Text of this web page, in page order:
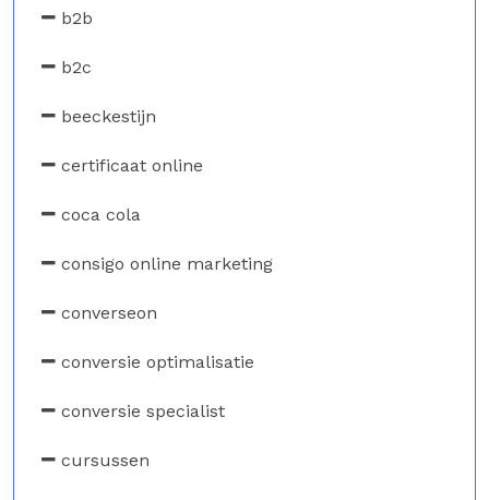
b2b
b2c
beeckestijn
certificaat online
coca cola
consigo online marketing
converseon
conversie optimalisatie
conversie specialist
cursussen